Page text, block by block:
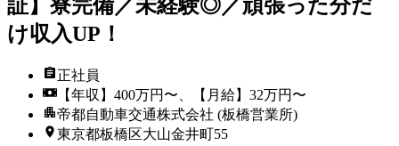
証】寮完備／未経験◎／頑張った分だ
け収入UP！
正社員
【年収】400万円〜、【月給】32万円〜
帝都自動車交通株式会社 (板橋営業所)
東京都板橋区大山金井町55